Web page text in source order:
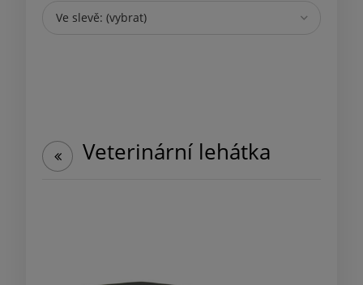
Ve slevě: (vybrat)
Veterinární lehátka